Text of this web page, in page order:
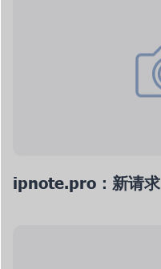
ipnote.pro：新请求